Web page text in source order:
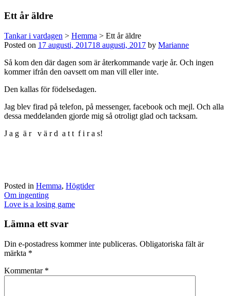
Ett år äldre
Tankar i vardagen > Hemma > Ett år äldre
Posted on 17 augusti, 201718 augusti, 2017 by Marianne
Så kom den där dagen som är återkommande varje år. Och ingen
kommer ifrån den oavsett om man vill eller inte.
Den kallas för födelsedagen.
Jag blev firad på telefon, på messenger, facebook och mejl. Och alla
dessa meddelanden gjorde mig så otroligt glad och tacksam.
J a g ä r v ä r d a t t f i r a s!
Posted in Hemma, Högtider
Post
navigation
Om ingenting
Love is a losing game
Lämna ett svar
Din e-postadress kommer inte publiceras. Obligatoriska fält är
märkta *
Kommentar *